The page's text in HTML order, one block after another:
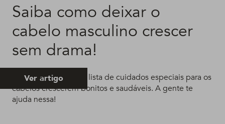
Saiba como deixar o
cabelo masculino crescer
sem drama!
É preciso seguir uma lista de cuidados especiais para os
cabelos crescerem bonitos e saudáveis. A gente te
ajuda nessa!
Ver artigo